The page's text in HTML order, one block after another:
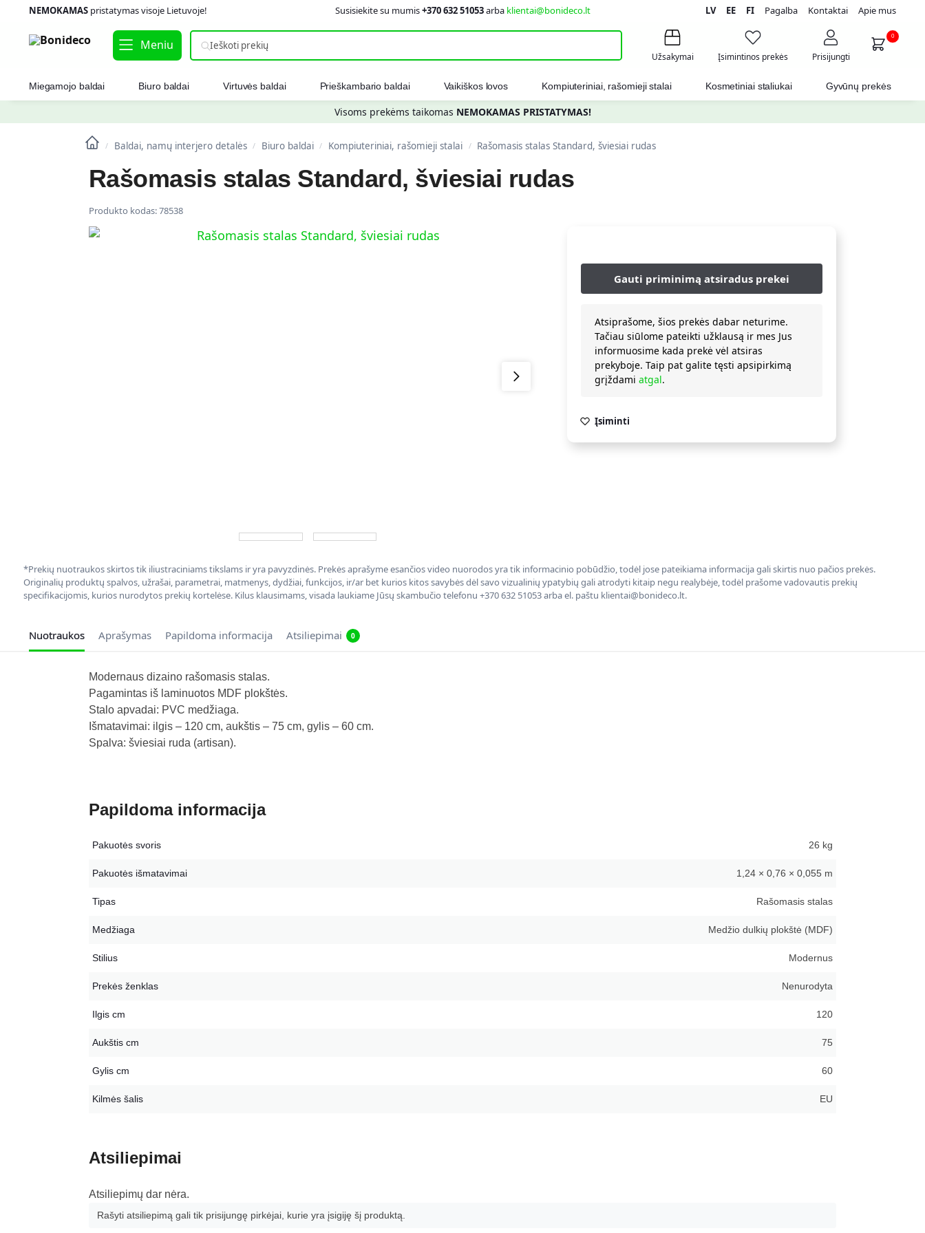
NEMOKAMASpristatymas visoje Lietuvoje! Susisiekite su mumis+370 632 51053arba klientai@bonideco.lt LV EE FI Pagalba Kontaktai Apie mus
Meniu
Užsakymai Įsimintinos prekės Prisijungti
0
Miegamojo baldai Biuro baldai Virtuvės baldai Prieškambario baldai Vaikiškos lovos Kompiuteriniai, rašomieji stalai Kosmetiniai staliukai Gyvūnų prekės
Visoms prekėms taikomas NEMOKAMAS PRISTATYMAS!
/ Baldai, namų interjero detalės / Biuro baldai / Kompiuteriniai, rašomieji stalai / Rašomasis stalas Standard, šviesiai rudas
Rašomasis stalas Standard, šviesiai rudas
Produkto kodas:78538
Atsiprašome, šios prekės dabar neturime.
Tačiau siūlome pateikti užklausą ir mes Jus
informuosime kada prekė vėl atsiras
prekyboje. Taip pat galite tęsti apsipirkimą
grįždamiatgal.
Įsiminti
*Prekių nuotraukos skirtos tik iliustraciniams tikslams ir yra pavyzdinės. Prekės aprašyme esančios video nuorodos yra tik informacinio pobūdžio, todėl jose pateikiama informacija gali skirtis nuo pačios prekės.
Originalių produktų spalvos, užrašai, parametrai, matmenys, dydžiai, funkcijos, ir/ar bet kurios kitos savybės dėl savo vizualinių ypatybių gali atrodyti kitaip negu realybėje, todėl prašome vadovautis prekių
specifikacijomis, kurios nurodytos prekių kortelėse. Kilus klausimams, visada laukiame Jūsų skambučio telefonu +370 632 51053 arba el. paštu klientai@bonideco.lt.
Nuotraukos Aprašymas Papildoma informacija Atsiliepimai 0
Modernaus dizaino rašomasis stalas.
Pagamintas iš laminuotos MDF plokštės.
Stalo apvadai: PVC medžiaga.
Išmatavimai: ilgis – 120 cm, aukštis – 75 cm, gylis – 60 cm.
Spalva: šviesiai ruda (artisan).
Papildoma informacija
Pakuotės svoris 26 kg
Pakuotės išmatavimai 1,24 × 0,76 × 0,055 m
Tipas Rašomasis stalas
Medžiaga Medžio dulkių plokštė (MDF)
Stilius Modernus
Prekės ženklas Nenurodyta
Ilgis cm 120
Aukštis cm 75
Gylis cm 60
Kilmės šalis EU
Atsiliepimai
Atsiliepimų dar nėra.
Rašyti atsiliepimą gali tik prisijungę pirkėjai, kurie yra įsigiję šį produktą.